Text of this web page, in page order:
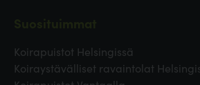
Koirapuistot Helsingissä
Koiraystävälliset ravaintolat